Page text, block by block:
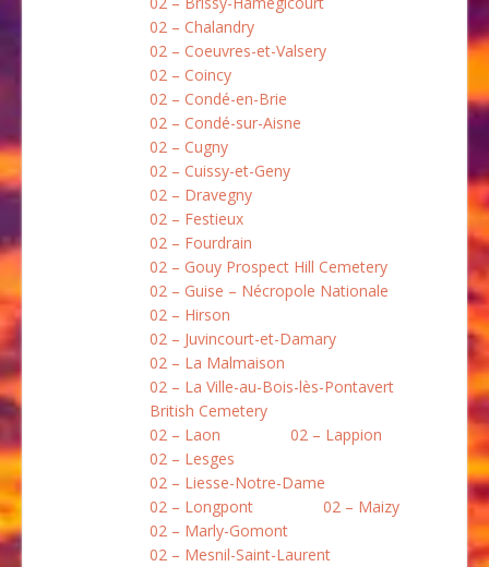
02 – Chalandry
02 – Coeuvres-et-Valsery
02 – Coincy
02 – Condé-en-Brie
02 – Condé-sur-Aisne
02 – Cugny
02 – Cuissy-et-Geny
02 – Dravegny
02 – Festieux
02 – Fourdrain
02 – Gouy Prospect Hill Cemetery
02 – Guise – Nécropole Nationale
02 – Hirson
02 – Juvincourt-et-Damary
02 – La Malmaison
02 – La Ville-au-Bois-lès-Pontavert
British Cemetery
02 – Laon
02 – Lappion
02 – Lesges
02 – Liesse-Notre-Dame
02 – Longpont
02 – Maizy
02 – Marly-Gomont
02 – Mesnil-Saint-Laurent